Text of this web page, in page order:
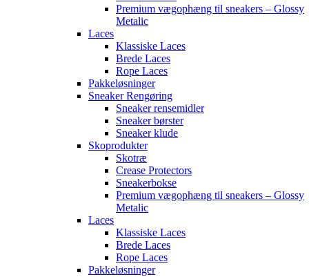
Premium vægophæng til sneakers – Glossy
Metalic
Laces
Klassiske Laces
Brede Laces
Rope Laces
Pakkeløsninger
Sneaker Rengøring
Sneaker rensemidler
Sneaker børster
Sneaker klude
Skoprodukter
Skotræ
Crease Protectors
Sneakerbokse
Premium vægophæng til sneakers – Glossy
Metalic
Laces
Klassiske Laces
Brede Laces
Rope Laces
Pakkeløsninger